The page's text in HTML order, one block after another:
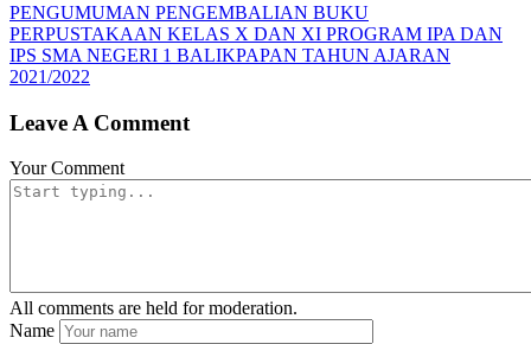
post:
PENGUMUMAN PENGEMBALIAN BUKU
PERPUSTAKAAN KELAS X DAN XI PROGRAM IPA DAN
IPS SMA NEGERI 1 BALIKPAPAN TAHUN AJARAN
2021/2022
Leave A Comment
Your Comment
All comments are held for moderation.
Name